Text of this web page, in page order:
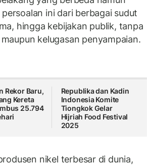
ini dari berbagai sudut
hingga kebijakan publik, tanpa
kelugasan penyampaian.
Rekor Baru,
Kereta
25.794
Republika dan Kadin
Indonesia Komite
Tiongkok Gelar
Hijriah Food Festival
2025
nikel terbesar di dunia,